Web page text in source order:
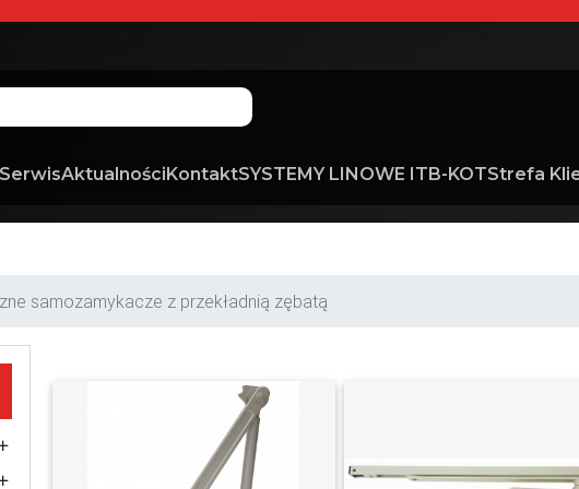
SerwisAktualnościKontaktSYSTEMY LINOWE ITB-KOTStrefa
samozamykacze z przekładnią zębatą